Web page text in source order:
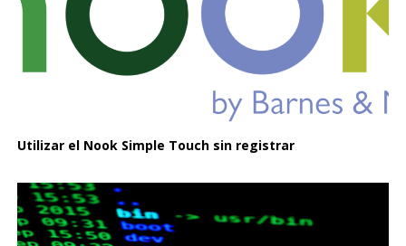
Utilizar el Nook Simple Touch sin registrar